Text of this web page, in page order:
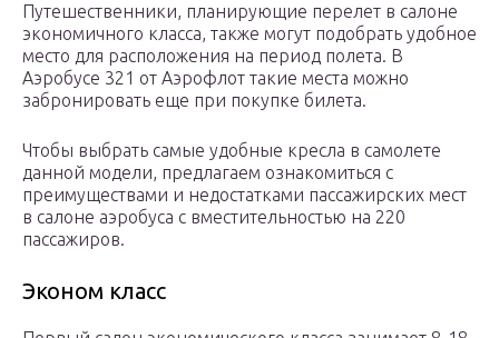
Путешественники, планирующие перелет в салоне
экономичного класса, также могут подобрать удобное
место для расположения на период полета. В
Аэробусе 321 от Аэрофлот такие места можно
забронировать еще при покупке билета.
Чтобы выбрать самые удобные кресла в самолете
данной модели, предлагаем ознакомиться с
преимуществами и недостатками пассажирских мест
в салоне аэробуса с вместительностью на 220
пассажиров.
Эконом класс